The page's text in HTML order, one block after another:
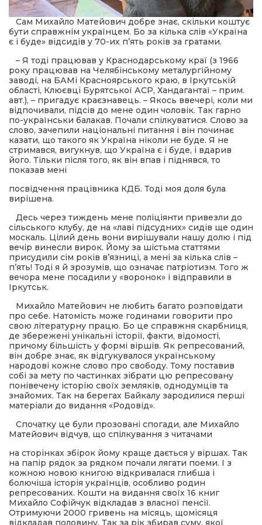
Сам Михайло Матейович добре знає, скільки коштує
бути справжнім українцем. Бо за кілька слів «Україна
є і буде» відсидів у 70-их п’ять років за гратами.
– Я тоді працював у Краснодарському краї (з 1966
року працював на Челябінському металургійному
заводі, на БАМі Красноярського краю, в Іркутській
області, Клюєвці Бурятської АСР, Хандагантаї – прим.
авт.), – пригадує краєзнавець. – Якось ввечері, коли ми
відпочивали, підсів до мене один чоловік. Так гарно
по-українськи балакав. Почали спілкуватися. Слово за
слово, зачепили національні питання і він починає
казати, що такого як Україна ніколи не буде. Я не
стримався, вигукнув, що Україна є і буде, і вдарив
його. Тільки після того, як він впав і піднявся, то
показав мені
посвідчення працівника КДБ. Тоді моя доля була
вирішена.
Десь через тиждень мене поліціянти привезли до
сільського клубу, де на «лаві підсудних» сидів ще один
москаль. Цілий день вони вирішували нашу долю і під
вечір винесли вирок. Йому за шістьма статтями
присудили сім років в’язниці, а мені за кілька слів –
п’ять! Тоді я й зрозумів, що означає патріотизм. Того ж
вечора мене посадили у «воронок» і відправили в
Іркутськ.
Михайло Матейович не любить багато розповідати
про себе. Натомість може годинами говорити про
свою літературну працю. Бо це справжня скарбниця,
де збережені унікальні історії, факти, відомості,
причому більшість у формі віршів. Як репресований,
він добре знає, як відгукувалося українському
народові кожне слово про свободу. Тому поставив
собі за мету по частинках зібрати цю репресовану
понівечену історію своїх земляків, однодумців та
знайомих. Так на берегах Байкалу зародилися перші
матеріали до видання «Родовід».
Спочатку це були прозовані спогади, але Михайло
Матейович відчув, що спілкування з читачами
на сторінках збірок йому краще дається у віршах. Так
на папір рядок за рядком почали лягати поеми. І з
кожною новою книгою відкривалася глибша і
болючіша історія українців, особливо родин
репресованих. Кошти на видання своїх 16 книг
Михайло Софійчук відкладав з власної пенсії.
Отримуючи 2000 гривень на місяць, щомісяця
відкладав половину. Так за рік збирав суму, якої